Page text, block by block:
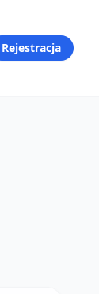
Rejestracja